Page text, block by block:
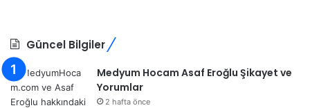
Güncel Bilgiler
Medyum Hocam Asaf Eroğlu Şikayet ve
Yorumlar
2 hafta önce